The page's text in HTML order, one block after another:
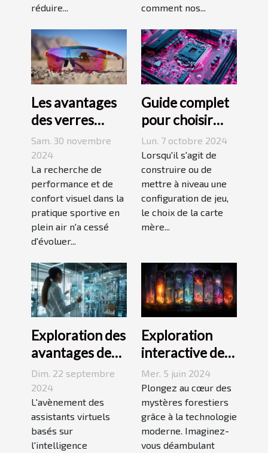
réduire...
comment nos...
Les avantages
des verres
Prizm dans les
lunettes de
soleil sportives
Sam. 30 novembre
2024
La recherche de
performance et de
confort visuel dans la
pratique sportive en
plein air n'a cessé
d'évoluer...
Guide complet
pour choisir
une carte mère
adaptée à vos
besoins de
gaming
Lun. 7 octobre 2024
Lorsqu'il s'agit de
construire ou de
mettre à niveau une
configuration de jeu,
le choix de la carte
mère...
Exploration des
avantages des
assistants
virtuels basés
sur l'IA
Dim. 22 septembre
2024
L'avènement des
assistants virtuels
basés sur
l'intelligence
Exploration
interactive des
forêts
enchantées :
une guide
complète sur
les applications
Mer. 5 juin 2024
Plongez au cœur des
mystères forestiers
grâce à la technologie
moderne. Imaginez-
vous déambulant